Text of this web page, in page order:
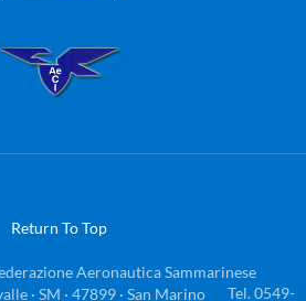
Return To Top
Aeronautica Sammarinese
· SM · 47899 · San Marino Tel. 0549-